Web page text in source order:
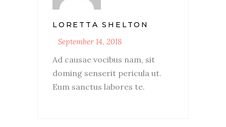
LORETTA SHELTON
September 14, 2018
Ad causae vocibus nam, sit
doming senserit pericula ut.
Eum sanctus labores te.